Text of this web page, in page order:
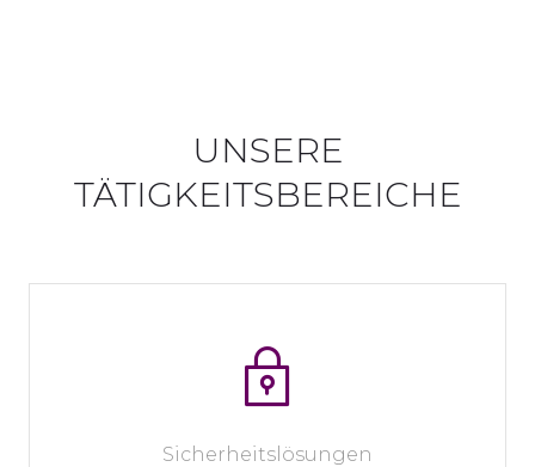
UNSERE
TÄTIGKEITSBEREICHE
Sicherheitslösungen